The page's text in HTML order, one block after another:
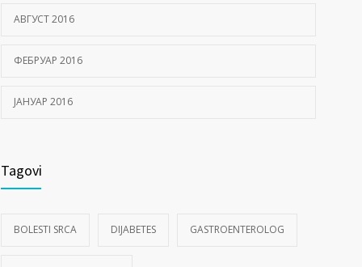
АВГУСТ 2016
ФЕБРУАР 2016
ЈАНУАР 2016
Tagovi
BOLESTI SRCA DIJABETES GASTROENTEROLOG